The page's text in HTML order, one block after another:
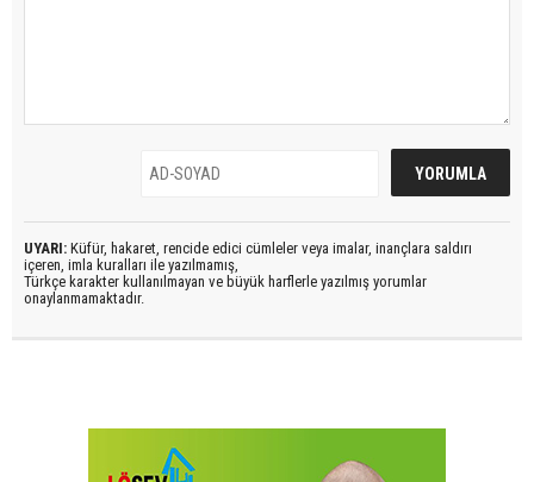
UYARI: Küfür, hakaret, rencide edici cümleler veya imalar, inançlara saldırı
içeren, imla kuralları ile yazılmamış,
Türkçe karakter kullanılmayan ve büyük harflerle yazılmış yorumlar
onaylanmamaktadır.